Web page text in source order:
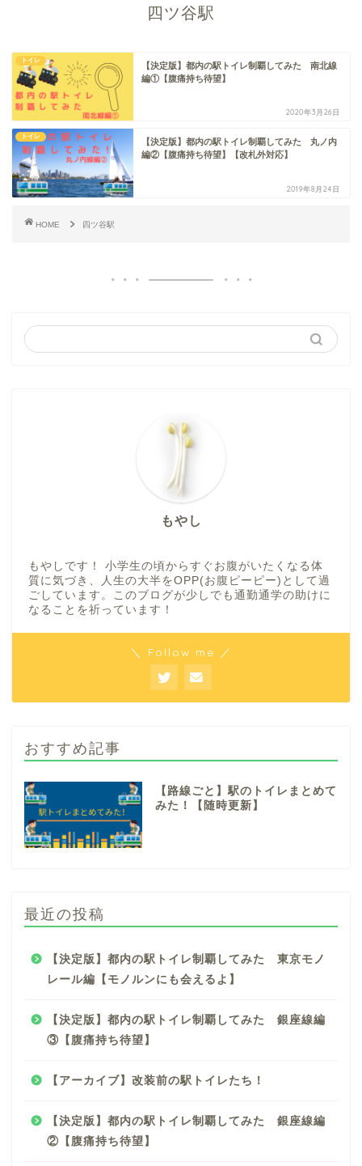
四ツ谷駅
トイレ
【決定版】都内の駅トイレ制覇してみた 南北線
編①【腹痛持ち待望】
2020年3月26日
トイレ
【決定版】都内の駅トイレ制覇してみた 丸ノ内
編②【腹痛持ち待望】【改札外対応】
2019年8月24日
HOME 四ツ谷駅
もやし
もやしです！ 小学生の頃からすぐお腹がいたくなる体
質に気づき、人生の大半をOPP(お腹ピーピー)として過
ごしています。このブログが少しでも通勤通学の助けに
なることを祈っています！
＼ Follow me ／
おすすめ記事
【路線ごと】駅のトイレまとめて
みた！【随時更新】
最近の投稿
【決定版】都内の駅トイレ制覇してみた 東京モノ
レール編【モノルンにも会えるよ】
【決定版】都内の駅トイレ制覇してみた 銀座線編
③【腹痛持ち待望】
【アーカイブ】改装前の駅トイレたち！
【決定版】都内の駅トイレ制覇してみた 銀座線編
②【腹痛持ち待望】